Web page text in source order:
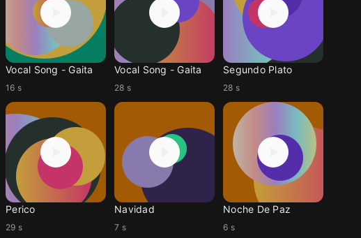
Vocal Song - Gaita
16 s
Vocal Song - Gaita
28 s
Segundo Plato
28 s
Perico
29 s
Navidad
7 s
Noche De Paz
6 s